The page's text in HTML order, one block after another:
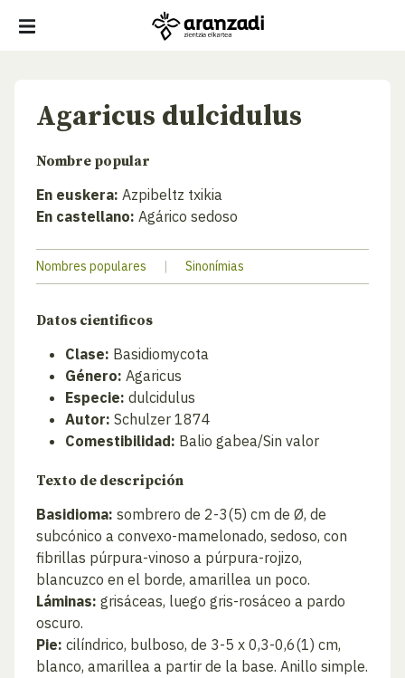
Agaricus dulcidulus
Nombre popular
En euskera: Azpibeltz txikia
En castellano: Agárico sedoso
Nombres populares | Sinonímias
Datos cientificos
Clase: Basidiomycota
Género: Agaricus
Especie: dulcidulus
Autor: Schulzer 1874
Comestibilidad: Balio gabea/Sin valor
Texto de descripción
Basidioma: sombrero de 2-3(5) cm de Ø, de
subcónico a convexo-mamelonado, sedoso, con
fibrillas púrpura-vinoso a púrpura-rojizo,
blancuzco en el borde, amarillea un poco.
Láminas: grisáceas, luego gris-rosáceo a pardo
oscuro.
Pie: cilíndrico, bulboso, de 3-5 x 0,3-0,6(1) cm,
blanco, amarillea a partir de la base. Anillo simple.